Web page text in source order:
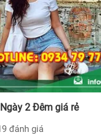
2 Đêm giá rẻ
đánh giá